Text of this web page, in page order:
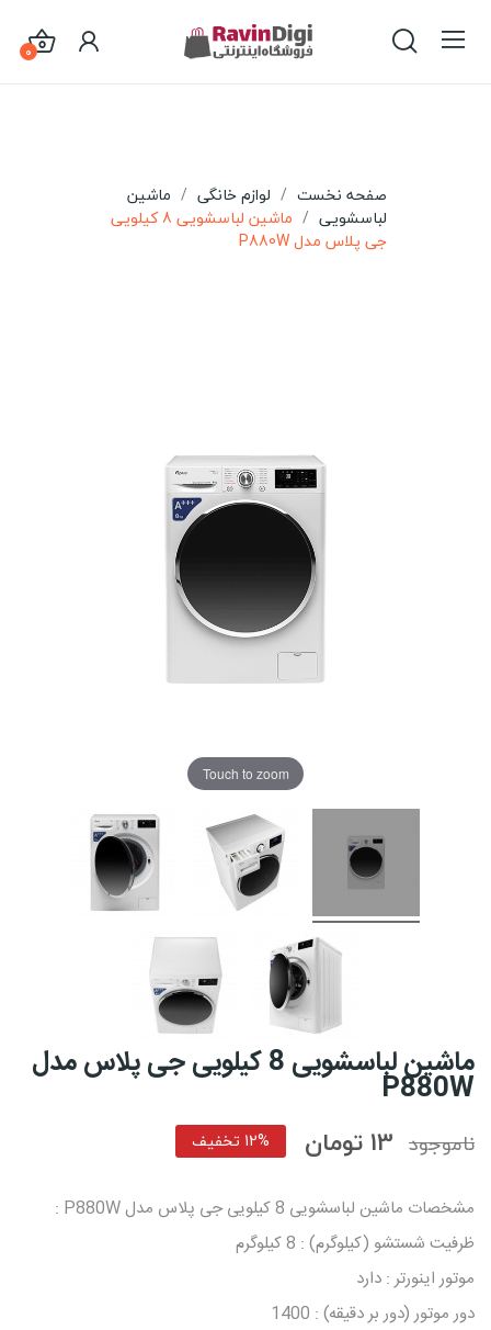
0
صفحه نخست لوازم خانگی
ماشین
لباسشویی
ماشین لباسشویی 8 کیلویی
جی پلاس مدل P880W
Touch to zoom
ماشین لباسشویی 8 کیلویی جی پلاس مدل
P880W
ناموجود 13 تومان 12% تخفیف
مشخصات ماشین لباسشویی 8 کیلویی جی‌ پلاس مدل P880W :
ظرفیت شستشو (کیلوگرم) : 8 کیلوگرم
موتور اینورتر : دارد
دور موتور (دور بر دقیقه) : 1400